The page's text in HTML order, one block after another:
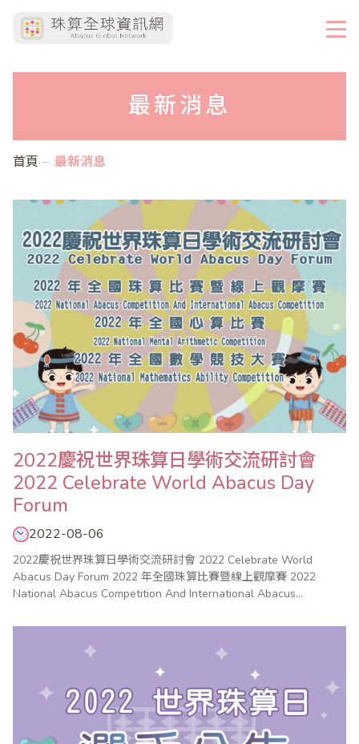
最新消息
首頁 最新消息
2022慶祝世界珠算日學術交流研討會
2022 Celebrate World Abacus Day
Forum
2022-08-06
2022慶祝世界珠算日學術交流研討會 2022 Celebrate World
Abacus Day Forum 2022 年全國珠算比賽暨線上觀摩賽 2022
National Abacus Competition And International Abacus
Arithmetic Compe..